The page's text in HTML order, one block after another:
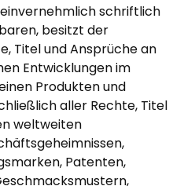
einvernehmlich schriftlich
besitzt der
Titel und Ansprüche an
Entwicklungen im
Produkten und
aller Rechte, Titel
weltweiten
Patenten,